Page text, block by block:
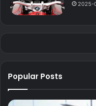
2025-
Popular Posts